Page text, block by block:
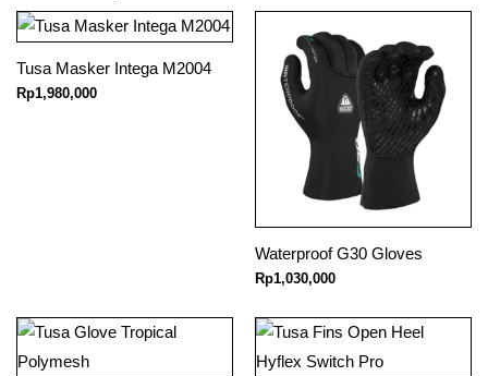
Tusa Masker Intega M2004
Rp1,980,000
Waterproof G30 Gloves
Rp1,030,000